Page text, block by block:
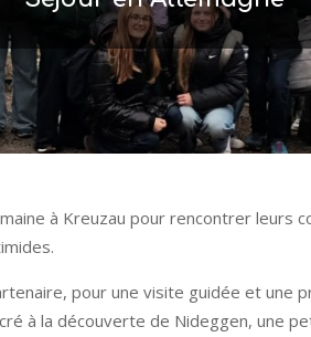
à Kreuzau pour rencontrer
pour une visite guidée et une
à la découverte de Nideggen, une